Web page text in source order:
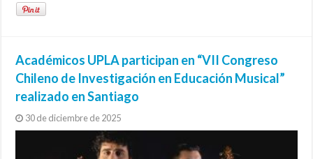
Académicos UPLA participan en “VII Congreso
Chileno de Investigación en Educación Musical”
realizado en Santiago
30 de diciembre de 2025